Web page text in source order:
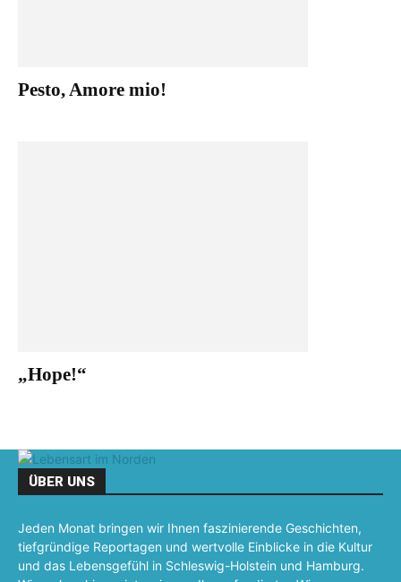
Pesto, Amore mio!
„Hope!“
ÜBER UNS
Jeden Monat bringen wir Ihnen faszinierende Geschichten,
tiefgründige Reportagen und wertvolle Einblicke in die Kultur
und das Lebensgefühl in Schleswig-Holstein und Hamburg.